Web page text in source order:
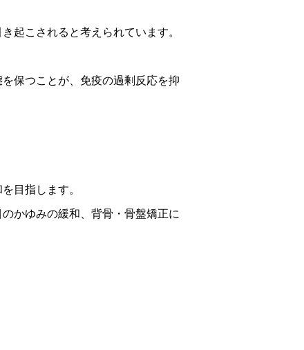
起こされると考えられています。
保つことが、免疫の過剰反応を抑
目指します。
かゆみの緩和、背骨・骨盤矯正に